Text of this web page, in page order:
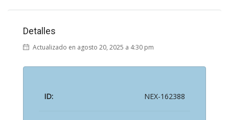
Detalles
Actualizado en agosto 20, 2025 a 4:30 pm
ID: NEX-162388